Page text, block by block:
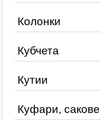
Колонки
Кубчета
Кутии
Куфари, сакове